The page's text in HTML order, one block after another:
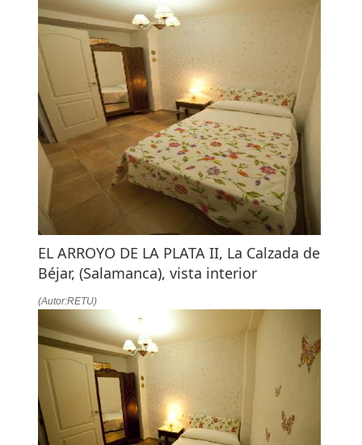
EL ARROYO DE LA PLATA II, La Calzada de
Béjar, (Salamanca), vista interior
(Autor:RETU)